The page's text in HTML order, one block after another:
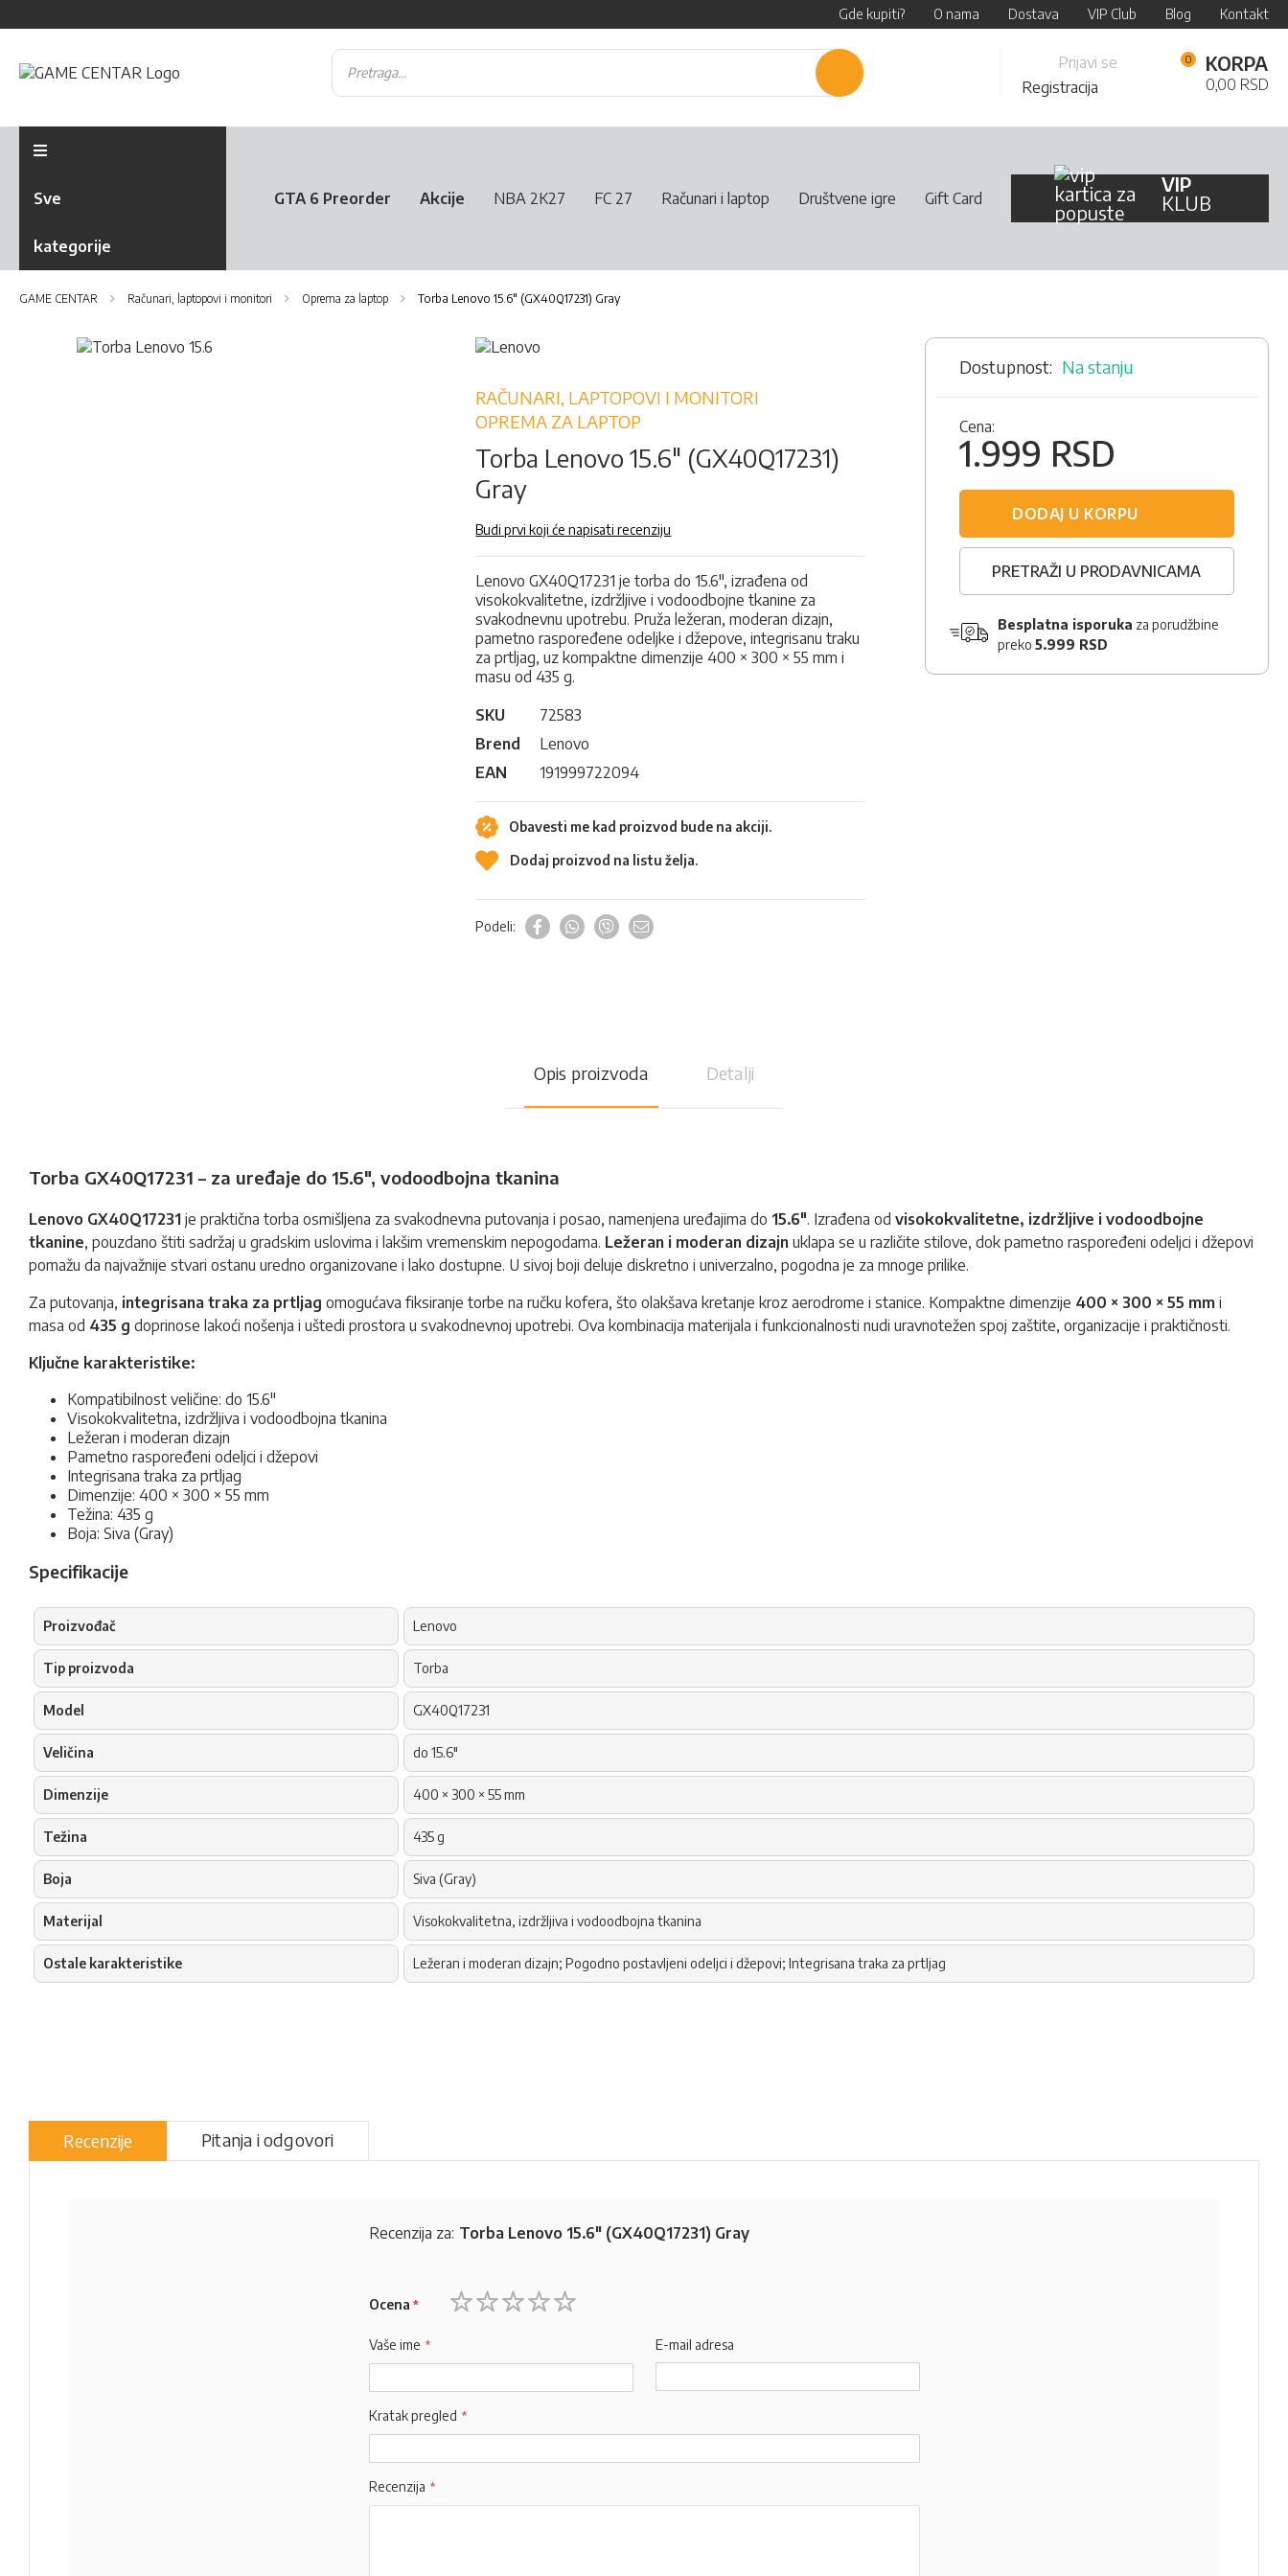
Gde kupiti? O nama Dostava VIP Club Blog Kontakt
Pretraži
Content
Prijavi se
Registracija
KORPA
0,00 RSD
Sve
kategorije
GTA 6 Preorder Akcije NBA 2K27 FC 27 Računari i laptop Društvene igre Gift Card
VIP
KLUB
GAME CENTAR Računari, laptopovi i monitori Oprema za laptop Torba Lenovo 15.6" (GX40Q17231) Gray
Skip
RAČUNARI, LAPTOPOVI I MONITORI
OPREMA ZA LAPTOP
Torba Lenovo 15.6" (GX40Q17231)
Gray
Budi prvi koji će napisati recenziju
Lenovo GX40Q17231 je torba do 15.6", izrađena od
visokokvalitetne, izdržljive i vodoodbojne tkanine za
svakodnevnu upotrebu. Pruža ležeran, moderan dizajn,
pametno raspoređene odeljke i džepove, integrisanu traku
za prtljag, uz kompaktne dimenzije 400 × 300 × 55 mm i
masu od 435 g.
SKU
72583
Brend
Lenovo
EAN
191999722094
Obavesti me kad proizvod bude na akciji.
Dodaj proizvod na listu želja.
Podeli:
Na stanju
Cena:
1.999 RSD
DODAJ U KORPU
PRETRAŽI U PRODAVNICAMA
Besplatna isporuka za porudžbine
preko 5.999 RSD
Opis proizvoda Detalji
Torba GX40Q17231 – za uređaje do 15.6", vodoodbojna tkanina
Lenovo GX40Q17231 je praktična torba osmišljena za svakodnevna putovanja i posao, namenjena uređajima do 15.6". Izrađena od visokokvalitetne, izdržljive i vodoodbojne
tkanine, pouzdano štiti sadržaj u gradskim uslovima i lakšim vremenskim nepogodama. Ležeran i moderan dizajn uklapa se u različite stilove, dok pametno raspoređeni odeljci i džepovi
pomažu da najvažnije stvari ostanu uredno organizovane i lako dostupne. U sivoj boji deluje diskretno i univerzalno, pogodna je za mnoge prilike.
Za putovanja, integrisana traka za prtljag omogućava fiksiranje torbe na ručku kofera, što olakšava kretanje kroz aerodrome i stanice. Kompaktne dimenzije 400 × 300 × 55 mm i
masa od 435 g doprinose lakoći nošenja i uštedi prostora u svakodnevnoj upotrebi. Ova kombinacija materijala i funkcionalnosti nudi uravnotežen spoj zaštite, organizacije i praktičnosti.
Ključne karakteristike:
Kompatibilnost veličine: do 15.6"
Visokokvalitetna, izdržljiva i vodoodbojna tkanina
Ležeran i moderan dizajn
Pametno raspoređeni odeljci i džepovi
Integrisana traka za prtljag
Dimenzije: 400 × 300 × 55 mm
Težina: 435 g
Boja: Siva (Gray)
Specifikacije
Proizvođač Lenovo
Tip proizvoda Torba
Model GX40Q17231
Veličina do 15.6"
Dimenzije 400 × 300 × 55 mm
Težina 435 g
Boja Siva (Gray)
Materijal Visokokvalitetna, izdržljiva i vodoodbojna tkanina
Ostale karakteristike Ležeran i moderan dizajn; Pogodno postavljeni odeljci i džepovi; Integrisana traka za prtljag
Recenzije Pitanja i odgovori
Recenzija za: Torba Lenovo 15.6" (GX40Q17231) Gray
Ocena
Vaše ime E-mail adresa
Kratak pregled
Recenzija